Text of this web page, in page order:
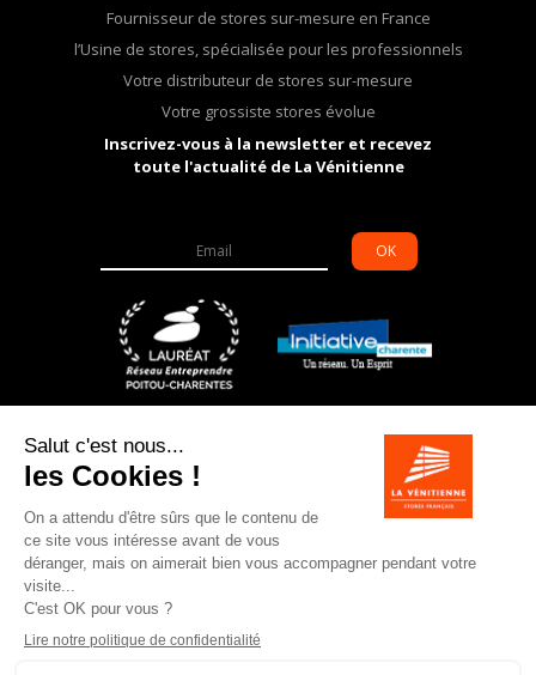
Fournisseur de stores sur-mesure en France
l’Usine de stores, spécialisée pour les professionnels
Votre distributeur de stores sur-mesure
Votre grossiste stores évolue
Inscrivez-vous à la newsletter et recevez
toute l'actualité de La Vénitienne
OK
6 allée des grands champs – ZI de Souillac